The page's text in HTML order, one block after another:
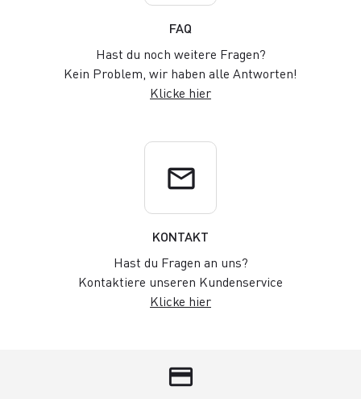
FAQ
Hast du noch weitere Fragen?
Kein Problem, wir haben alle Antworten!
Klicke hier
email
KONTAKT
Hast du Fragen an uns?
Kontaktiere unseren Kundenservice
Klicke hier
credit_card